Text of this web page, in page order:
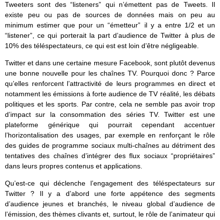
Tweeters sont des “listeners” qui n’émettent pas de Tweets. Il
existe peu ou pas de sources de données mais on peu au
minimum estimer que pour un “émetteur” il y a entre 1/2 et un
“listener”, ce qui porterait la part d’audience de Twitter à plus de
10% des téléspectateurs, ce qui est est loin d’être négligeable.
Twitter et dans une certaine mesure Facebook, sont plutôt devenus
une bonne nouvelle pour les chaînes TV. Pourquoi donc ? Parce
qu’elles renforcent l’attractivité de leurs programmes en direct et
notamment les émissions à forte audience de TV réalité, les débats
politiques et les sports. Par contre, cela ne semble pas avoir trop
d’impact sur la consommation des séries TV. Twitter est une
plateforme générique qui pourrait cependant accentuer
l’horizontalisation des usages, par exemple en renforçant le rôle
des guides de programme sociaux multi-chaînes au détriment des
tentatives des chaînes d’intégrer des flux sociaux “propriétaires”
dans leurs propres contenus et applications.
Qu’est-ce qui déclenche l’engagement des téléspectateurs sur
Twitter ? Il y a d’abord une forte appétence des segments
d’audience jeunes et branchés, le niveau global d’audience de
l’émission, des thèmes clivants et, surtout, le rôle de l’animateur qui